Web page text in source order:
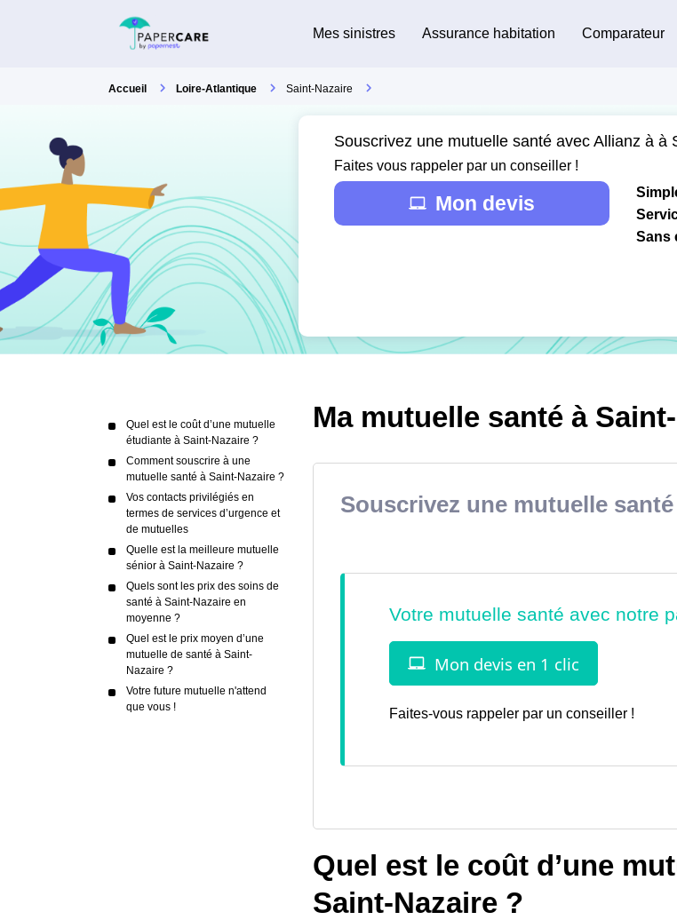
Mes sinistres Assurance habitation Comparateur
Accueil Loire-Atlantique Saint-Nazaire
Souscrivez une mutuelle santé avec Allianz à à
Faites vous rappeler par un conseiller !
Mon devis
Sans
Quel est le coût d’une mutuelle
étudiante à Saint-Nazaire ?
Comment souscrire à une
mutuelle santé à Saint-Nazaire ?
Vos contacts privilégiés en
termes de services d’urgence et
de mutuelles
Quelle est la meilleure mutuelle
sénior à Saint-Nazaire ?
Quels sont les prix des soins de
santé à Saint-Nazaire en
moyenne ?
Quel est le prix moyen d’une
mutuelle de santé à Saint-
Nazaire ?
Votre future mutuelle n'attend
que vous !
Ma mutuelle santé à
Souscrivez une mutuelle
Faites-vous rappeler par un conseiller !
Quel est le coût d’une
Saint-Nazaire ?